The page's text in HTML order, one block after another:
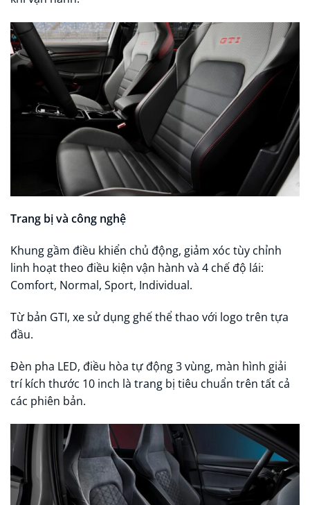
Trang bị và công nghệ
Khung gầm điều khiển chủ động, giảm xóc tùy chỉnh
linh hoạt theo điều kiện vận hành và 4 chế độ lái:
Comfort, Normal, Sport, Individual.
Từ bản GTI, xe sử dụng ghế thể thao với logo trên tựa
đầu.
Đèn pha LED, điều hòa tự động 3 vùng, màn hình giải
trí kích thước 10 inch là trang bị tiêu chuẩn trên tất cả
các phiên bản.